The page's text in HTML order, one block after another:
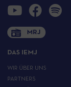
MRJ
DAS IEMJ
WIR ÜBER UNS
PARTNERS